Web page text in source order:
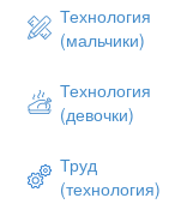
Технология
(мальчики)
Технология
(девочки)
Труд
(технология)